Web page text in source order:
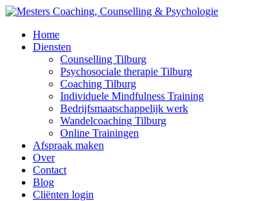
Home
Diensten
Counselling Tilburg
Psychosociale therapie Tilburg
Coaching Tilburg
Individuele Mindfulness Training
Bedrijfsmaatschappelijk werk
Wandelcoaching Tilburg
Online Trainingen
Afspraak maken
Over
Contact
Blog
Cliënten login